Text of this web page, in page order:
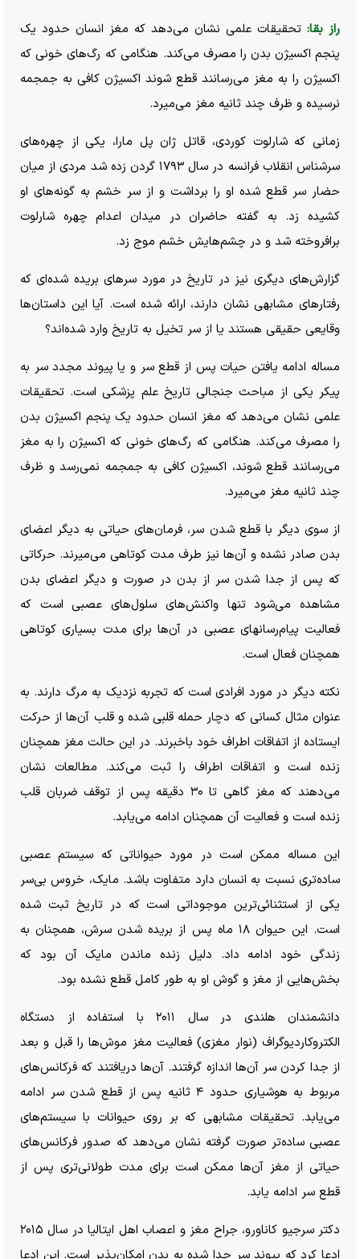
راز بقا: تحقیقات علمی نشان می‌دهد که مغز انسان حدود یک
پنجم اکسیژن بدن را مصرف می‌کند. هنگامی که رگ‌های خونی که
اکسیژن را به مغز می‌رسانند قطع شوند اکسیژن کافی به جمجمه
نرسیده و ظرف چند ثانیه مغز می‌میرد.
زمانی که شارلوت کوردی، قاتل ژان پل مارا، یکی از چهره‌های
سرشناس انقلاب فرانسه در سال ۱۷۹۳ گردن زده شد مردی از میان
حضار سر قطع شده او را برداشت و از سر خشم به گونه‌های او
کشیده زد. به گفته حاضران در میدان اعدام چهره شارلوت
برافروخته شد و در چشم‌هایش خشم موج زد.
گزارش‌های دیگری نیز در تاریخ در مورد سر‌های بریده شده‌ای که
رفتار‌های مشابهی نشان دارند، ارائه شده است. آیا این داستان‌ها
وقایعی حقیقی هستند یا از سر تخیل به تاریخ وارد شده‌اند؟
مساله ادامه یافتن حیات پس از قطع سر و یا پیوند مجدد سر به
پیکر یکی از مباحث جنجالی تاریخ علم پزشکی است. تحقیقات
علمی نشان می‌دهد که مغز انسان حدود یک پنجم اکسیژن بدن
را مصرف می‌کند. هنگامی که رگ‌های خونی که اکسیژن را به مغز
می‌رسانند قطع شوند، اکسیژن کافی به جمجمه نمی‌رسد و ظرف
چند ثانیه مغز می‌میرد.
از سوی دیگر با قطع شدن سر، فرمان‌های حیاتی به دیگر اعضای
بدن صادر نشده و آن‌ها نیز طرف مدت کوتاهی می‌میرند. حرکاتی
که پس از جدا شدن سر از بدن در صورت و دیگر اعضای بدن
مشاهده می‌شود تنها واکنش‌های سلول‌های عصبی است که
فعالیت پیام‌رسان‎های عصبی در آن‌ها برای مدت بسیاری کوتاهی
همچنان فعال است.
نکته دیگر در مورد افرادی است که تجربه نزدیک به مرگ دارند. به
عنوان مثال کسانی که دچار حمله قلبی شده و قلب آن‌ها از حرکت
ایستاده از اتفاقات اطراف خود باخبرند. در این حالت مغز همچنان
زنده است و اتفاقات اطراف را ثبت می‌کند. مطالعات نشان
می‌دهند که مغز گاهی تا ۳۰ دقیقه پس از توقف ضربان قلب
زنده است و فعالیت آن همچنان ادامه می‌یابد.
این مساله ممکن است در مورد حیواناتی که سیستم عصبی
ساده‌تری نسبت به انسان دارد متفاوت باشد. مایک، خروس بی‌سر
یکی از استثنائی‌ترین موجوداتی است که در تاریخ ثبت شده
است. این حیوان ۱۸ ماه پس از بریده شدن سرش، همچنان به
زندگی خود ادامه داد. دلیل زنده ماندن مایک آن بود که
بخش‌هایی از مغز و گوش او به طور کامل قطع نشده بود.
دانشمندان هلندی در سال ۲۰۱۱ با استفاده از دستگاه
الکتروکاردیوگراف (نوار مغزی) فعالیت مغز موش‌ها را قبل و بعد
از جدا کردن سر آن‌ها اندازه گرفتند. آن‌ها دریافتند که فرکانس‌های
مربوط به هوشیاری حدود ۴ ثانیه پس از قطع شدن سر ادامه
می‌یابد. تحقیقات مشابهی که بر روی حیوانات با سیستم‌های
عصبی ساده‌تر صورت گرفته نشان می‌دهد که صدور فرکانس‌های
حیاتی از مغز آن‌ها ممکن است برای مدت طولانی‌تری پس از
قطع سر ادامه یابد.
دکتر سرجیو کاناورو، جراح مغز و اعصاب اهل ایتالیا در سال ۲۰۱۵